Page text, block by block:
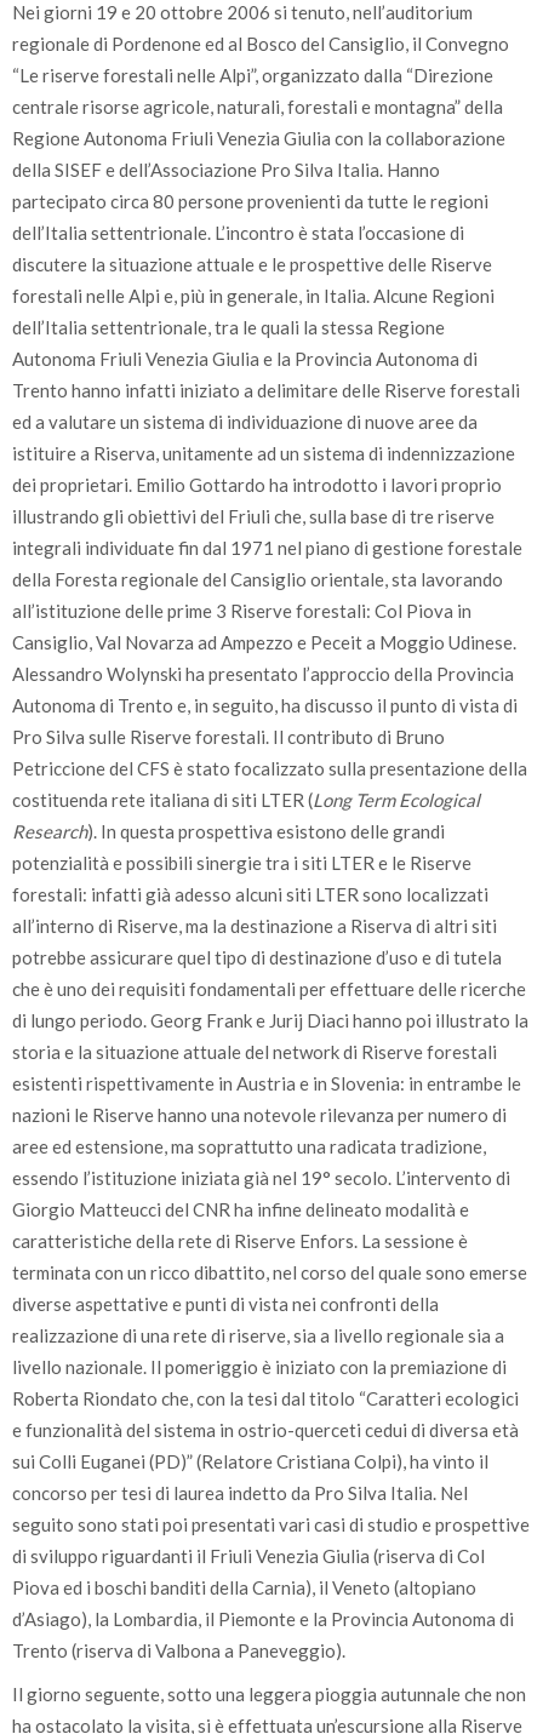
Nei giorni 19 e 20 ottobre 2006 si tenuto, nell’auditorium
regionale di Pordenone ed al Bosco del Cansiglio, il Convegno
“Le riserve forestali nelle Alpi”, organizzato dalla “Direzione
centrale risorse agricole, naturali, forestali e montagna” della
Regione Autonoma Friuli Venezia Giulia con la collaborazione
della SISEF e dell’Associazione Pro Silva Italia. Hanno
partecipato circa 80 persone provenienti da tutte le regioni
dell’Italia settentrionale. L’incontro è stata l’occasione di
discutere la situazione attuale e le prospettive delle Riserve
forestali nelle Alpi e, più in generale, in Italia. Alcune Regioni
dell’Italia settentrionale, tra le quali la stessa Regione
Autonoma Friuli Venezia Giulia e la Provincia Autonoma di
Trento hanno infatti iniziato a delimitare delle Riserve forestali
ed a valutare un sistema di individuazione di nuove aree da
istituire a Riserva, unitamente ad un sistema di indennizzazione
dei proprietari. Emilio Gottardo ha introdotto i lavori proprio
illustrando gli obiettivi del Friuli che, sulla base di tre riserve
integrali individuate fin dal 1971 nel piano di gestione forestale
della Foresta regionale del Cansiglio orientale, sta lavorando
all’istituzione delle prime 3 Riserve forestali: Col Piova in
Cansiglio, Val Novarza ad Ampezzo e Peceit a Moggio Udinese.
Alessandro Wolynski ha presentato l’approccio della Provincia
Autonoma di Trento e, in seguito, ha discusso il punto di vista di
Pro Silva sulle Riserve forestali. Il contributo di Bruno
Petriccione del CFS è stato focalizzato sulla presentazione della
costituenda rete italiana di siti LTER (Long Term Ecological
Research). In questa prospettiva esistono delle grandi
potenzialità e possibili sinergie tra i siti LTER e le Riserve
forestali: infatti già adesso alcuni siti LTER sono localizzati
all’interno di Riserve, ma la destinazione a Riserva di altri siti
potrebbe assicurare quel tipo di destinazione d’uso e di tutela
che è uno dei requisiti fondamentali per effettuare delle ricerche
di lungo periodo. Georg Frank e Jurij Diaci hanno poi illustrato la
storia e la situazione attuale del network di Riserve forestali
esistenti rispettivamente in Austria e in Slovenia: in entrambe le
nazioni le Riserve hanno una notevole rilevanza per numero di
aree ed estensione, ma soprattutto una radicata tradizione,
essendo l’istituzione iniziata già nel 19° secolo. L’intervento di
Giorgio Matteucci del CNR ha infine delineato modalità e
caratteristiche della rete di Riserve Enfors. La sessione è
terminata con un ricco dibattito, nel corso del quale sono emerse
diverse aspettative e punti di vista nei confronti della
realizzazione di una rete di riserve, sia a livello regionale sia a
livello nazionale. Il pomeriggio è iniziato con la premiazione di
Roberta Riondato che, con la tesi dal titolo “Caratteri ecologici
e funzionalità del sistema in ostrio-querceti cedui di diversa età
sui Colli Euganei (PD)” (Relatore Cristiana Colpi), ha vinto il
concorso per tesi di laurea indetto da Pro Silva Italia. Nel
seguito sono stati poi presentati vari casi di studio e prospettive
di sviluppo riguardanti il Friuli Venezia Giulia (riserva di Col
Piova ed i boschi banditi della Carnia), il Veneto (altopiano
d’Asiago), la Lombardia, il Piemonte e la Provincia Autonoma di
Trento (riserva di Valbona a Paneveggio).
Il giorno seguente, sotto una leggera pioggia autunnale che non
ha ostacolato la visita, si è effettuata un’escursione alla Riserve